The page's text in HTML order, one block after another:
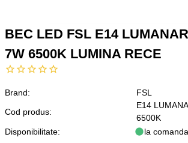
BEC LED FSL E14
7W 6500K LUMINA RECE
Brand:
FSL
Cod produs:
E14
6500K
Disponibilitate:
la comanda